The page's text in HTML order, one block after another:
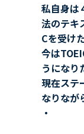
私自身は
法のテキ
Cを受け
今は
うになり
現在ステ
なりなが
・